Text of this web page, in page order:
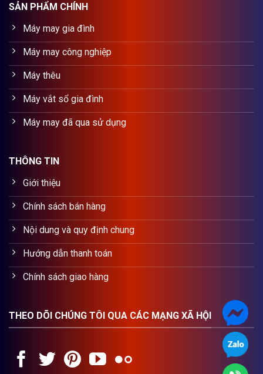
SẢN PHẨM CHÍNH
Máy may gia đình
Máy may công nghiệp
Máy thêu
Máy vắt sổ gia đình
Máy may đã qua sử dụng
THÔNG TIN
Giới thiệu
Chính sách bán hàng
Nội dung và quy định chung
Hướng dẫn thanh toán
Chính sách giao hàng
THEO DÕI CHÚNG TÔI QUA CÁC MẠNG XÃ HỘI